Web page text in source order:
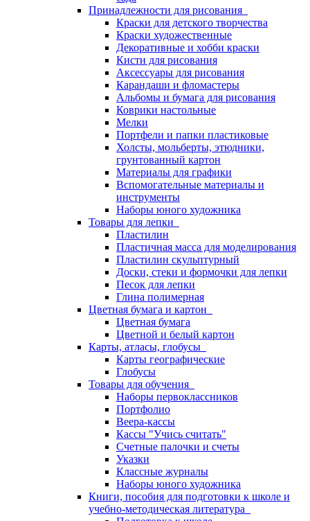
Принадлежности для рисования
Краски для детского творчества
Краски художественные
Декоративные и хобби краски
Кисти для рисования
Аксессуары для рисования
Карандаши и фломастеры
Альбомы и бумага для рисования
Коврики настольные
Мелки
Портфели и папки пластиковые
Холсты, мольберты, этюдники,
грунтованный картон
Материалы для графики
Вспомогательные материалы и
инструменты
Наборы юного художника
Товары для лепки
Пластилин
Пластичная масса для моделирования
Пластилин скульптурный
Доски, стеки и формочки для лепки
Песок для лепки
Глина полимерная
Цветная бумага и картон
Цветная бумага
Цветной и белый картон
Карты, атласы, глобусы
Карты географические
Глобусы
Товары для обучения
Наборы первоклассников
Портфолио
Веера-кассы
Кассы "Учись считать"
Счетные палочки и счеты
Указки
Классные журналы
Наборы юного художника
Книги, пособия для подготовки к школе и
учебно-методическая литература